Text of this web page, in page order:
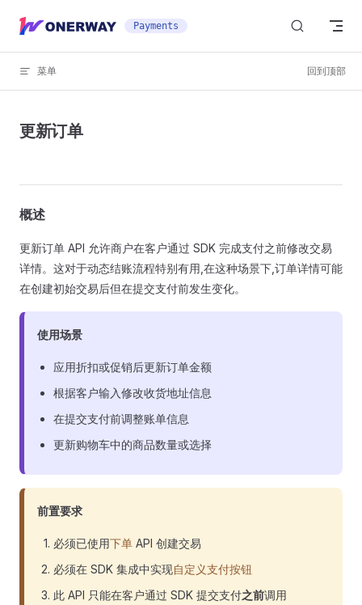
Skip to content Payments
菜单 回到顶部
更新订单
概述
更新订单 API 允许商户在客户通过 SDK 完成支付之前修改交易
详情。这对于动态结账流程特别有用,在这种场景下,订单详情可能
在创建初始交易后但在提交支付前发生变化。
使用场景
应用折扣或促销后更新订单金额
根据客户输入修改收货地址信息
在提交支付前调整账单信息
更新购物车中的商品数量或选择
前置要求
必须已使用下单 API 创建交易
必须在 SDK 集成中实现自定义支付按钮
此 API 只能在客户通过 SDK 提交支付之前调用